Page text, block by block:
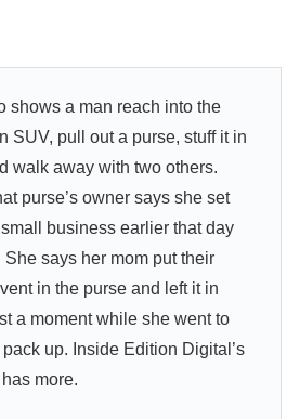
shows a man reach into the
SUV, pull out a purse, stuff it in
walk away with two others.
purse’s owner says she set
business earlier that day
says her mom put their
in the purse and left it in
a moment while she went to
up. Inside Edition Digital’s
more.